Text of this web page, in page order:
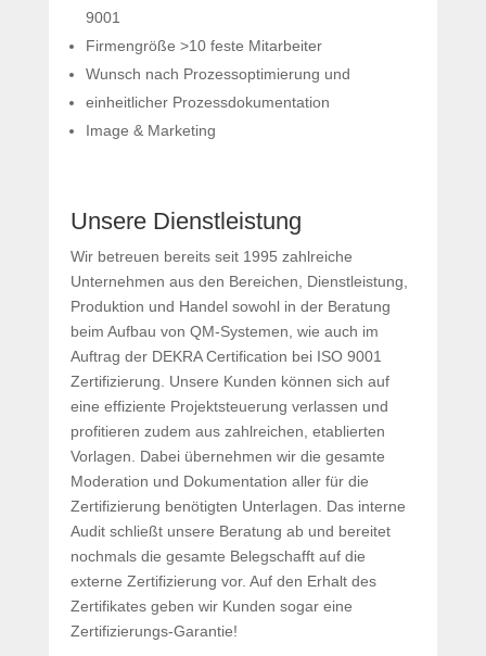
9001
Firmengröße >10 feste Mitarbeiter
Wunsch nach Prozessoptimierung und
einheitlicher Prozessdokumentation
Image & Marketing
Unsere Dienstleistung
Wir betreuen bereits seit 1995 zahlreiche
Unternehmen aus den Bereichen, Dienstleistung,
Produktion und Handel sowohl in der Beratung
beim Aufbau von QM-Systemen, wie auch im
Auftrag der DEKRA Certification bei ISO 9001
Zertifizierung. Unsere Kunden können sich auf
eine effiziente Projektsteuerung verlassen und
profitieren zudem aus zahlreichen, etablierten
Vorlagen. Dabei übernehmen wir die gesamte
Moderation und Dokumentation aller für die
Zertifizierung benötigten Unterlagen. Das interne
Audit schließt unsere Beratung ab und bereitet
nochmals die gesamte Belegschafft auf die
externe Zertifizierung vor. Auf den Erhalt des
Zertifikates geben wir Kunden sogar eine
Zertifizierungs-Garantie!